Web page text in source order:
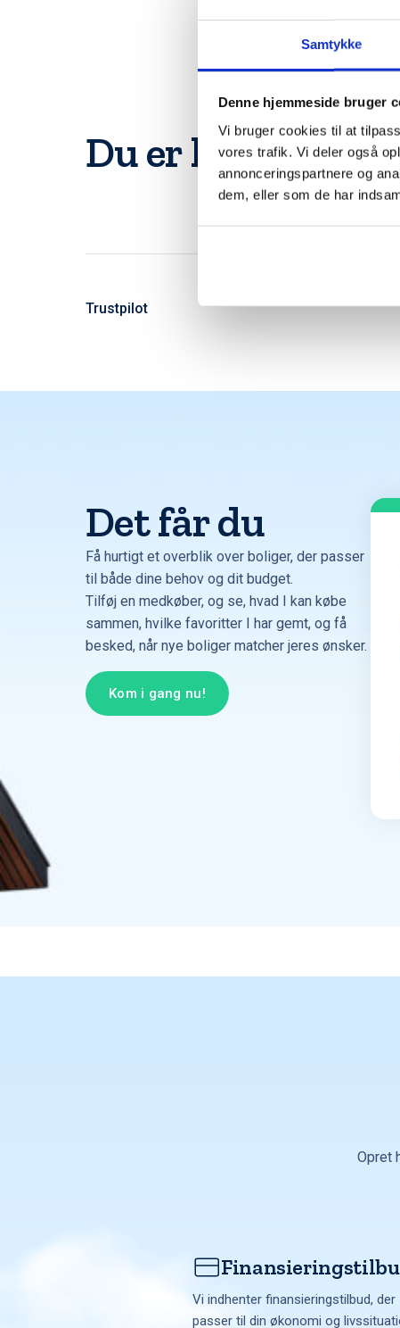
Samtykke
Denne hjemmeside bruger
Vi bruger cookies til at
vores trafik. Vi deler også
annonceringspartnere og
dem, eller som de har
Du er langt fra
Trustpilot
Det får du
Få hurtigt et overblik over boliger, der passer
til både dine behov og dit budget.
Tilføj en medkøber, og se, hvad I kan købe
sammen, hvilke favoritter I har gemt, og få
besked, når nye boliger matcher jeres ønsker.
Kom i gang nu!
Opret
Vi indhenter finansieringstilbud, der
passer til din økonomi og